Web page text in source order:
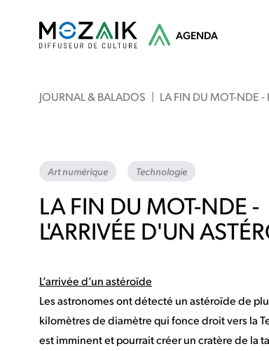
AGENDA
JOURNAL & BALADOS | LA FIN DU MOT-NDE -
Art numérique Technologie
LA FIN DU MOT-NDE -
L'ARRIVÉE D'UN
L’arrivée d’un astéroïde
Les astronomes ont détecté un astéroïde de
kilomètres de diamètre qui fonce droit vers la
est imminent et pourrait créer un cratère de la